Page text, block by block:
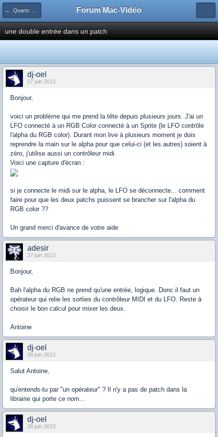
← Quartz Composer Forum Mac-Vidéo
une double entrée dans un patch
dj-oel
27 juin 2013
Bonjour,
voici un problème qui me prend la tête depuis plusieurs jours. J'ai un
LFO connecté à un RGB Color connecté à un Sprite (le LFO contrôle
l'alpha du RGB color). Durant mon live à plusieurs moment je dois
reprendre la main sur le alpha pour que celui-ci (et les autres) soient à
zéro, j'utilise aussi un contrôleur midi.
Voici une capture d'écran :
si je connecte le midi sur le alpha, le LFO se déconnecte... comment
faire pour que les deux patchs puissent se brancher sur l'alpha du
RGB color ??
Un grand merci d'avance de votre aide
adesir
27 juin 2013
Bonjour,
Bah l'alpha du RGB ne prend qu'une entrée, logique. Donc il faut un
opérateur qui relie les sorties du contrôleur MIDI et du LFO. Reste à
choisir le bon calcul pour mixer les deux.
Antoine
dj-oel
28 juin 2013
Salut Antoine,
qu'entends-tu par "un opérateur" ? Il n'y a pas de patch dans la
librairie qui porte ce nom...
dj-oel
28 juin 2013